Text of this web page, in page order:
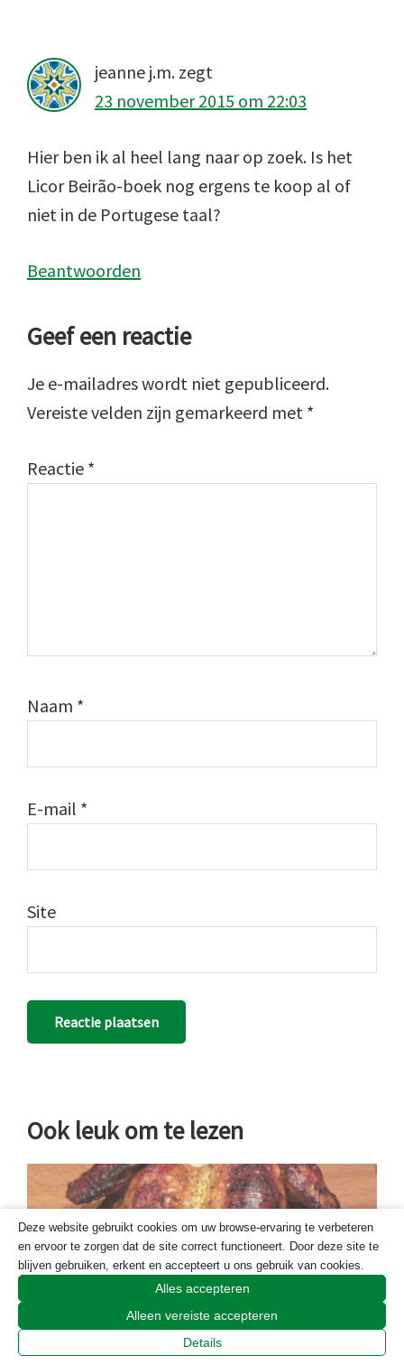
jeanne j.m. zegt
23 november 2015 om 22:03
Hier ben ik al heel lang naar op zoek. Is het
Licor Beirão-boek nog ergens te koop al of
niet in de Portugese taal?
Beantwoorden
Geef een reactie
Je e-mailadres wordt niet gepubliceerd.
Vereiste velden zijn gemarkeerd met *
Reactie *
Naam *
E-mail *
Site
Ook leuk om te lezen
Deze website gebruikt cookies om uw browse-ervaring te verbeteren
en ervoor te zorgen dat de site correct functioneert. Door deze site te
blijven gebruiken, erkent en accepteert u ons gebruik van cookies.
Alles accepteren
Alleen vereiste accepteren
Details